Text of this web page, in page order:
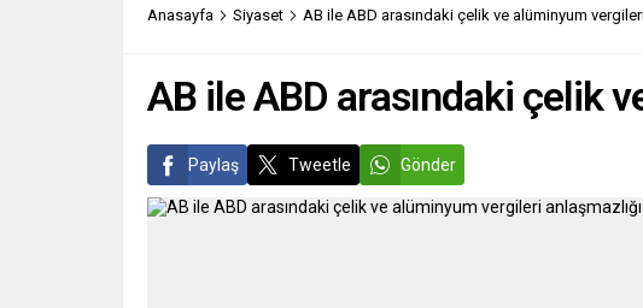
Anasayfa Siyaset AB ile ABD arasındaki çelik ve alüminyum
AB ile ABD arasındaki çelik
Paylaş Tweetle Gönder